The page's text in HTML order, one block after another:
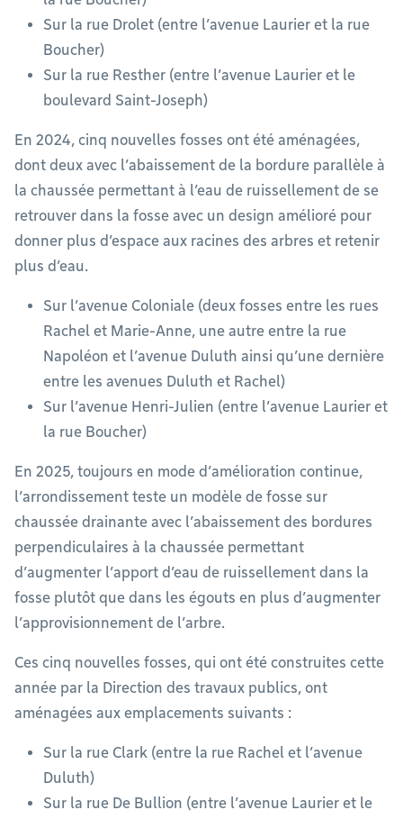
Sur la rue Drolet (entre l’avenue Laurier et la rue
Boucher)
Sur la rue Resther (entre l’avenue Laurier et le
boulevard Saint-Joseph)
En 2024, cinq nouvelles fosses ont été aménagées,
dont deux avec l’abaissement de la bordure parallèle à
la chaussée permettant à l’eau de ruissellement de se
retrouver dans la fosse avec un design amélioré pour
donner plus d’espace aux racines des arbres et retenir
plus d’eau.
Sur l’avenue Coloniale (deux fosses entre les rues
Rachel et Marie-Anne, une autre entre la rue
Napoléon et l’avenue Duluth ainsi qu’une dernière
entre les avenues Duluth et Rachel)
Sur l’avenue Henri-Julien (entre l’avenue Laurier et
la rue Boucher)
En 2025, toujours en mode d’amélioration continue,
l’arrondissement teste un modèle de fosse sur
chaussée drainante avec l’abaissement des bordures
perpendiculaires à la chaussée permettant
d’augmenter l’apport d’eau de ruissellement dans la
fosse plutôt que dans les égouts en plus d’augmenter
l’approvisionnement de l’arbre.
Ces cinq nouvelles fosses, qui ont été construites cette
année par la Direction des travaux publics, ont
aménagées aux emplacements suivants :
Sur la rue Clark (entre la rue Rachel et l’avenue
Duluth)
Sur la rue De Bullion (entre l’avenue Laurier et le